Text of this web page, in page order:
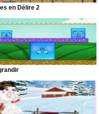
en Délire 2